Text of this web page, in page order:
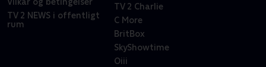
Vilkår og betingelser
TV 2 NEWS i offentligt
rum
TV 2 Charlie
C More
BritBox
SkyShowtime
Oiii